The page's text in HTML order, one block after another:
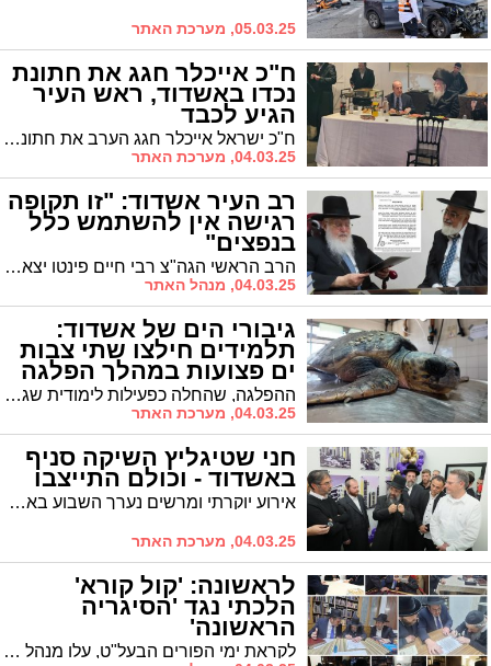
05.03.25, מערכת האתר
ח"כ אייכלר חגג את חתונת
נכדו באשדוד, ראש העיר
הגיע לכבד
ח"כ ישראל אייכלר חגג הערב את חתונת נכדו באולמי 'האצולה' באשדוד וראש העיר ד"ר יחיאל לסרי קפץ לאחל מזל טוב
04.03.25, מערכת האתר
רב העיר אשדוד: "זו תקופה
רגישה אין להשתמש כלל
בנפצים"
הרב הראשי הגה"צ רבי חיים פינטו יצא בקריאה להתרחק מכל סוגי הנפצים המשמיעים קול נפץ: "אנו בתקופה רגישה וקולות נפץ מבהילים את כל הסובבים מאימת המלחמה, המביא לתחושת פחד וחרדה בקרב הציבור"
04.03.25, מנהל האתר
גיבורי הים של אשדוד:
תלמידים חילצו שתי צבות
ים פצועות במהלך הפלגה
ההפלגה, שהחלה כפעילות לימודית שגרתית, הפכה למשימת הצלה כשהתלמידים הבחינו בצבת ים ראשונה שנאבקה לשרוד במים, כשני קילומטרים מחוף העיר. הצבה, שכונתה לאחר מכן "מואנה", נמשתה מהמים במצב של תת-משקל חמור - רק 26 ק"ג - ובבדיקה במרכז להצלת צבי ים התגלו שלושה קרסי דיג תקועים בוושט שלה, יחד עם פגיעות הדף בריאות ובאוזניים.
04.03.25, מערכת האתר
חני שטיגליץ השיקה סניף
באשדוד - וכולם התייצבו
אירוע יוקרתי ומרשים נערך השבוע באשדוד עם השקת הסניף השלישי של חברת ההשקעות בנדל"ן המובילה "שטיגליץ גרופ"
04.03.25, מערכת האתר
לראשונה: 'קול קורא'
הלכתי נגד 'הסיגריה
הראשונה'
לקראת ימי הפורים הבעל"ט, עלו מנהל מחלקת דוברות ותקשורת למגזר החרדי במכבי ר' משה שלזינגר, ומנהל המגזר החרדי במכבי ר' בן ציון פדר, לבתיהם של מרנן ורבנן גדולי ישראל שליט"א אשר חתמו על קול קורא מיוחד שקורא לכלל בני התורה "להתרחק מעישון סיגריות לחלוטין (וגם סיגריות אלקטרוניות בכלל), בפרט בימי הפורים הבעל"ט, אשר בהם הפיתוי גדול ורבים חללים הפילה ר"ל"